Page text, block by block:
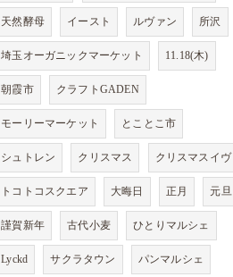
天然酵母 イースト ルヴァン 所沢
埼玉オーガニックマーケット 11.18(木)
朝霞市 クラフトGADEN
モーリーマーケット とことこ市
シュトレン クリスマス クリスマスイヴ
トコトコスクエア 大晦日 正月 元旦
謹賀新年 古代小麦 ひとりマルシェ
Lyckd サクラタウン パンマルシェ